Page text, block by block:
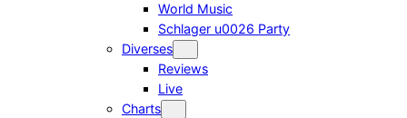
World Music
Schlager u0026 Party
Diverses
Reviews
Live
Charts